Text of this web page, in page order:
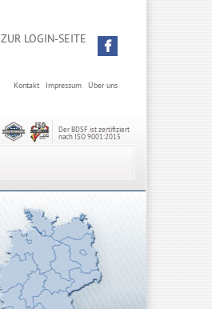
ZUR LOGIN-SEITE
Über uns
Impressum
Kontakt
Der BDSF ist zertifiziert
nach ISO 9001:2015